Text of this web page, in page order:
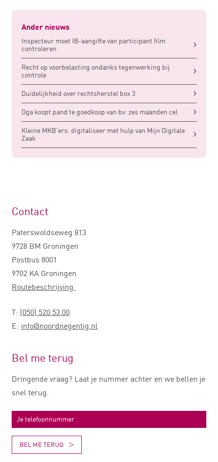
Ander nieuws
Inspecteur moet IB-aangifte van participant film
controleren
Recht op voorbelasting ondanks tegenwerking bij
controle
Duidelijkheid over rechtsherstel box 3
Dga koopt pand te goedkoop van bv: zes maanden cel
Kleine MKB’ers: digitaliseer met hulp van Mijn Digitale
Zaak
Contact
Paterswoldseweg 813
9728 BM Groningen
Postbus 8001
9702 KA Groningen
Routebeschrijving
T: (050) 520 53 00
E: info@noordnegentig.nl
Bel me terug
Dringende vraag? Laat je nummer achter en we bellen je
snel terug.
BEL ME TERUG